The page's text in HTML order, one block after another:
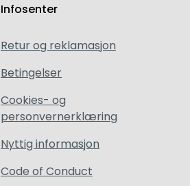
Infosenter
Retur og reklamasjon
Betingelser
Cookies- og
personvernerklæring
Nyttig informasjon
Code of Conduct